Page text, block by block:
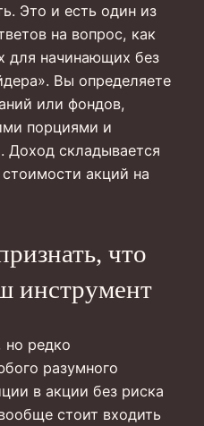
Это и есть один из
на вопрос, как
для начинающих без
Вы определяете
или фондов,
порциями и
Доход складывается
акций на
что
инструмент
редко
разумного
в акции без риска
стоит входить